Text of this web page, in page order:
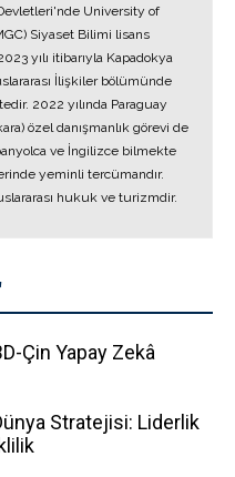
University of
Siyaset Bilimi lisans
yılı itibarıyla Kapadokya
İlişkiler bölümünde
2022 yılında Paraguay
özel danışmanlık görevi de
ve İngilizce bilmekte
yeminli tercümandır.
hukuk ve turizmdir.
Çin Yapay Zekâ
Stratejisi: Liderlik